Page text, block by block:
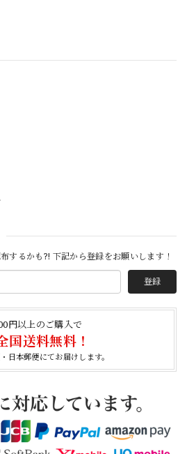
するかも?! 下記から登録をお願いします！
登録
円以上のご購入で
国送料無料！
日本郵便にてお届けします。
とうございました。
【Cooperstown Ball Cap】Made in USA Baseball Cap "1938 HOLLYWOOD STARS" 新品 クーパーズタウンボールキャップ ハリウッドスターズ 6パネル